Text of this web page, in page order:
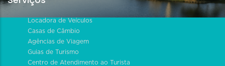
Locadora de Veículos
Casas de Câmbio
Agências de Viagem
Guias de Turismo
Centro de Atendimento ao Turista